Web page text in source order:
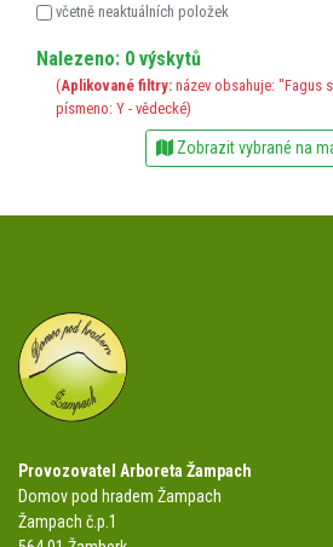
včetně neaktuálních položek
Nalezeno: 0 výskytů
(Aplikované filtry: název obsahuje: "Fagus
písmeno: Y - vědecké)
Zobrazit vybrané na
Provozovatel Arboreta Žampach
Domov pod hradem Žampach
Žampach č.p.1